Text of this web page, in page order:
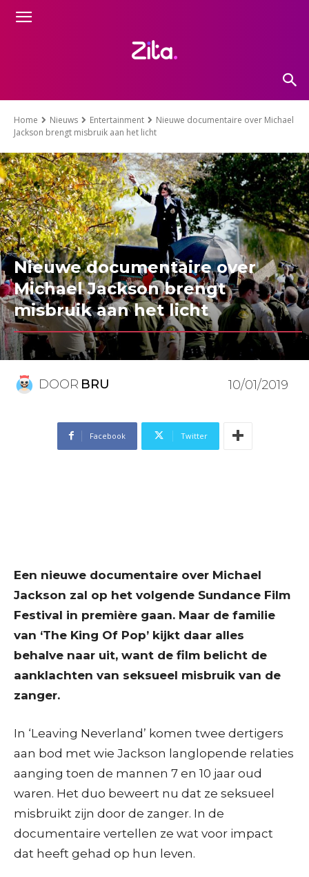
Home Nieuws Entertainment
Nieuwe documentaire over Michael
Jackson brengt misbruik aan het licht
Nieuwe documentaire over
Michael Jackson brengt
misbruik aan het licht
DOOR BRU 10/01/2019
Facebook Twitter
Een nieuwe documentaire over Michael
Jackson zal op het volgende Sundance Film
Festival in première gaan. Maar de familie
van ‘The King Of Pop’ kijkt daar alles
behalve naar uit, want de film belicht de
aanklachten van seksueel misbruik van de
zanger.
In ‘Leaving Neverland’ komen twee dertigers
aan bod met wie Jackson langlopende relaties
aanging toen de mannen 7 en 10 jaar oud
waren. Het duo beweert nu dat ze seksueel
misbruikt zijn door de zanger. In de
documentaire vertellen ze wat voor impact
dat heeft gehad op hun leven.